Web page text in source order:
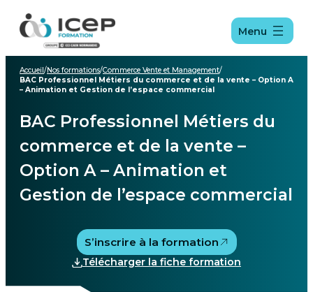
Aller
menu
Aller
contenu
Aller
pied
de
page
Menu
Accueil /Nos formations/Commerce Vente et Management/
BAC Professionnel Métiers du commerce et de la vente – Option A
– Animation et Gestion de l’espace commercial
BAC Professionnel Métiers du
commerce et de la vente –
Option A – Animation et
Gestion de l’espace commercial
S’inscrire à la formation
Télécharger la fiche formation